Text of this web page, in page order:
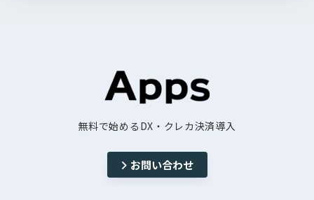
無料で始めるDX・クレカ決済導入
お問い合わせ